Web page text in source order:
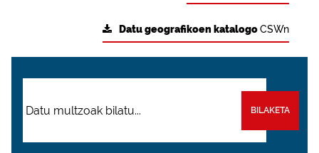
Datu geografikoen katalogoCSWn
BILAKETA